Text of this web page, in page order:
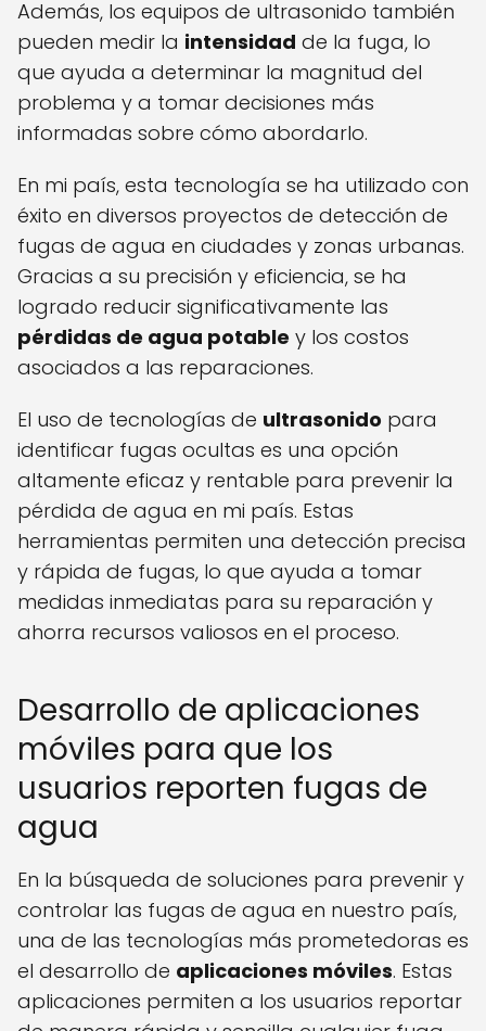
Además, los equipos de ultrasonido también
pueden medir la intensidad de la fuga, lo
que ayuda a determinar la magnitud del
problema y a tomar decisiones más
informadas sobre cómo abordarlo.
En mi país, esta tecnología se ha utilizado con
éxito en diversos proyectos de detección de
fugas de agua en ciudades y zonas urbanas.
Gracias a su precisión y eficiencia, se ha
logrado reducir significativamente las
pérdidas de agua potable y los costos
asociados a las reparaciones.
El uso de tecnologías de ultrasonido para
identificar fugas ocultas es una opción
altamente eficaz y rentable para prevenir la
pérdida de agua en mi país. Estas
herramientas permiten una detección precisa
y rápida de fugas, lo que ayuda a tomar
medidas inmediatas para su reparación y
ahorra recursos valiosos en el proceso.
Desarrollo de aplicaciones
móviles para que los
usuarios reporten fugas de
agua
En la búsqueda de soluciones para prevenir y
controlar las fugas de agua en nuestro país,
una de las tecnologías más prometedoras es
el desarrollo de aplicaciones móviles. Estas
aplicaciones permiten a los usuarios reportar